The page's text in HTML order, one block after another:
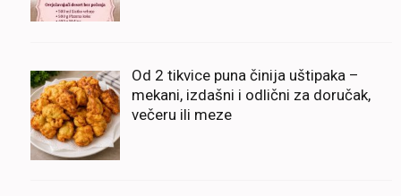
Od 2 tikvice puna činija uštipaka –
mekani, izdašni i odlični za doručak,
večeru ili meze